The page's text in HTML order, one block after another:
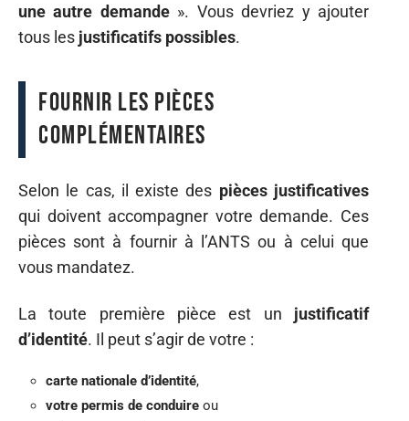
une autre demande». Vous devriez y ajouter
tous les justificatifs possibles.
Fournir les pièces
complémentaires
Selon le cas, il existe des pièces justificatives
qui doivent accompagner votre demande. Ces
pièces sont à fournir à l’ANTS ou à celui que
vous mandatez.
La toute première pièce est un justificatif
d’identité. Il peut s’agir de votre :
carte nationale d’identité,
votre permis de conduire ou